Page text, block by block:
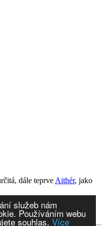
služeb nám
Používáním webu
souhlas. Více
dále teprve Aithér, jako